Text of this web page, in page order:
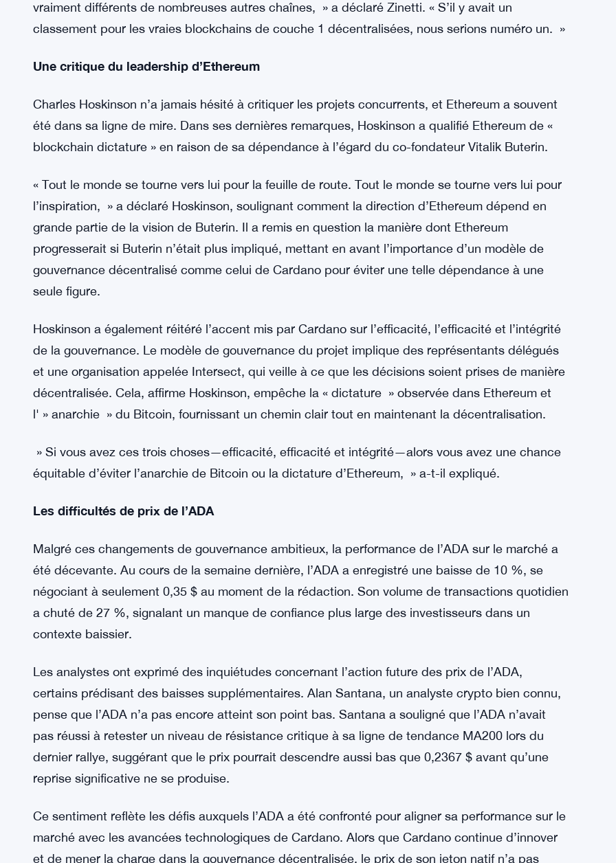
a soutenu la déclaration de Hoskinson en soulignant que Cardano possède désormais la plus
grande blockchain de couche 1 avec une gouvernance on-chain. Selon Zinetti, cette structure
Polkadot, qui utilisent également la gouvernance on-chain mais manquent de l’échelle et de la
« Je dirais que c’est le plus grand événement de l’histoire de Cardano, et cela nous rend
vraiment différents de nombreuses autres chaînes, » a déclaré Zinetti. « S’il y avait un
Une critique du leadership d’Ethereum
Charles Hoskinson n’a jamais hésité à critiquer les projets concurrents, et Ethereum a souvent
été dans sa ligne de mire. Dans ses dernières remarques, Hoskinson a qualifié Ethereum de «
blockchain dictature » en raison de sa dépendance à l’égard du co-fondateur Vitalik Buterin.
« Tout le monde se tourne vers lui pour la feuille de route. Tout le monde se tourne vers lui pour
l’inspiration, » a déclaré Hoskinson, soulignant comment la direction d’Ethereum dépend en
grande partie de la vision de Buterin. Il a remis en question la manière dont Ethereum
progresserait si Buterin n’était plus impliqué, mettant en avant l’importance d’un modèle de
gouvernance décentralisé comme celui de Cardano pour éviter une telle dépendance à une
Hoskinson a également réitéré l’accent mis par Cardano sur l’efficacité, l’efficacité et l’intégrité
et une organisation appelée Intersect, qui veille à ce que les décisions soient prises de manière
l' » anarchie » du Bitcoin, fournissant un chemin clair tout en maintenant la décentralisation.
» Si vous avez ces trois choses—efficacité, efficacité et intégrité—alors vous avez une chance
équitable d’éviter l’anarchie de Bitcoin ou la dictature d’Ethereum, » a-t-il expliqué.
Malgré ces changements de gouvernance ambitieux, la performance de l’ADA sur le marché a
été décevante. Au cours de la semaine dernière, l’ADA a enregistré une baisse de 10 %, se
négociant à seulement 0,35 $ au moment de la rédaction. Son volume de transactions quotidien
a chuté de 27 %, signalant un manque de confiance plus large des investisseurs dans un
contexte baissier.
Les analystes ont exprimé des inquiétudes concernant l’action future des prix de l’ADA,
certains prédisant des baisses supplémentaires. Alan Santana, un analyste crypto bien connu,
pense que l’ADA n’a pas encore atteint son point bas. Santana a souligné que l’ADA n’avait